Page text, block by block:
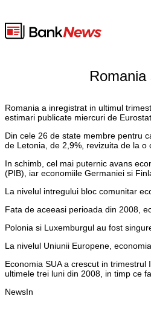
Romania a inregistrat in ultimul
estimari publicate miercuri de Eurostat.
Din cele 26 de state membre pentru
de Letonia, de 2,9%, revizuita de la
In schimb, cel mai puternic avans
(PIB), iar economiile Germaniei si
La nivelul intregului bloc comunitar
Fata de aceeasi perioada din 2008,
Polonia si Luxemburgul au fost
La nivelul Uniunii Europene,
Economia SUA a crescut in
ultimele trei luni din 2008, in timp ce
NewsIn